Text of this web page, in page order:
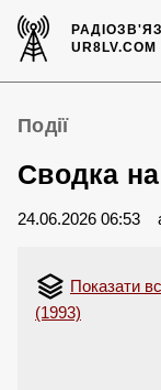
UR8LV.COM
Події
Сводка
24.06.2026 06:53
Показати
(1993)